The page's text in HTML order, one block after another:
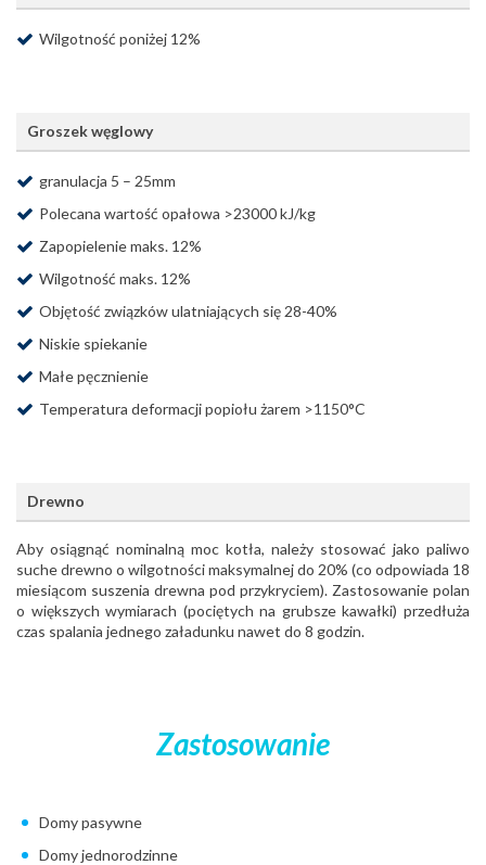
Wilgotność poniżej 12%
Groszek węglowy
granulacja 5 – 25mm
Polecana wartość opałowa >23000 kJ/kg
Zapopielenie maks. 12%
Wilgotność maks. 12%
Objętość związków ulatniających się 28-40%
Niskie spiekanie
Małe pęcznienie
Temperatura deformacji popiołu żarem >1150°C
Drewno
Aby osiągnąć nominalną moc kotła, należy stosować jako paliwo
suche drewno o wilgotności maksymalnej do 20% (co odpowiada 18
miesiącom suszenia drewna pod przykryciem). Zastosowanie polan
o większych wymiarach (pociętych na grubsze kawałki) przedłuża
czas spalania jednego załadunku nawet do 8 godzin.
Zastosowanie
Domy pasywne
Domy jednorodzinne